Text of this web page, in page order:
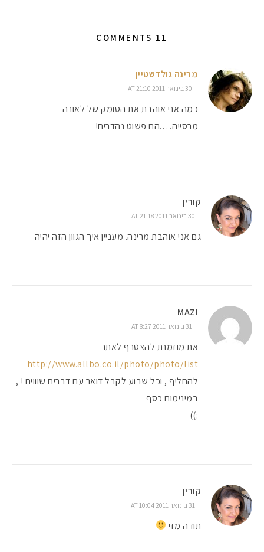
11 COMMENTS
מרינה גולדשטיין
30 בינואר 2011 AT 21:10
כמה אני אוהבת את הסומק של לאורה
מרסייה….הם פשוט נהדרים!
קורין
30 בינואר 2011 AT 21:18
גם אני אוהבת מרינה. מעניין איך הגוון הזה יהיה
MAZI
31 בינואר 2011 AT 8:27
את מוזמנת להצטרף לאתר
http://www.allbo.co.il/photo/photo/list
להחליף , וכל שבוע לקבל דואר עם דברים שוווים ! ,
במינימום כסף
:))
קורין
31 בינואר 2011 AT 10:04
תודה מזי